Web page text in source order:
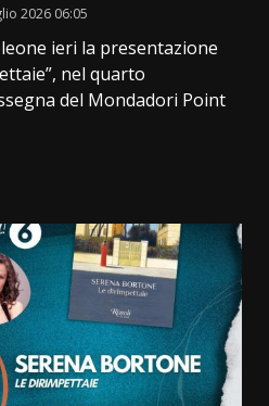
2026 06:05
ieri la presentazione
nel quarto
del Mondadori Point